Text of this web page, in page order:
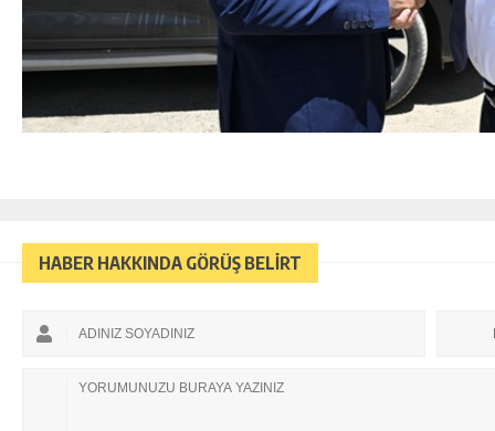
HABER HAKKINDA GÖRÜŞ BELİRT